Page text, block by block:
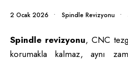
2 Ocak 2026 • Spindle Revizyonu •
Spindle revizyonu, CNC
korumakla kalmaz, aynı